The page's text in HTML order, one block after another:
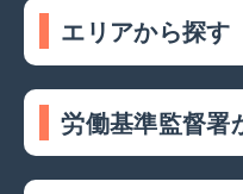
エリアから探す
労働基準監督署